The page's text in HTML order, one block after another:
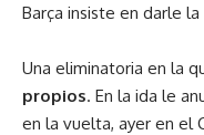
Barça insiste en darle la
Una eliminatoria en la
propios. En la ida le
en la vuelta, ayer en el